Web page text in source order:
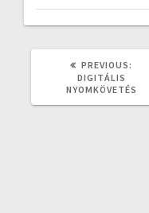
PREVIOUS:
DIGITÁLIS
NYOMKÖVETÉS